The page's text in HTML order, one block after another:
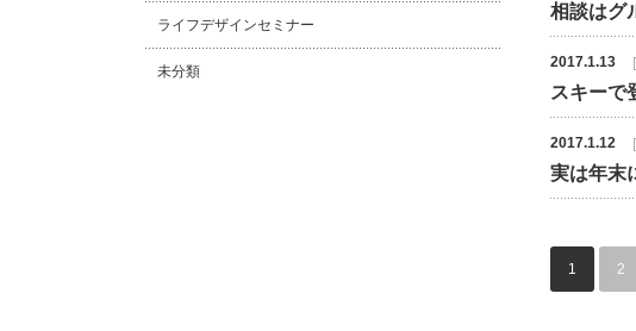
相談はグ
2017.1.13
スキー
2017.1.12
実は年末
1 2
ライフデザインセミナー
未分類